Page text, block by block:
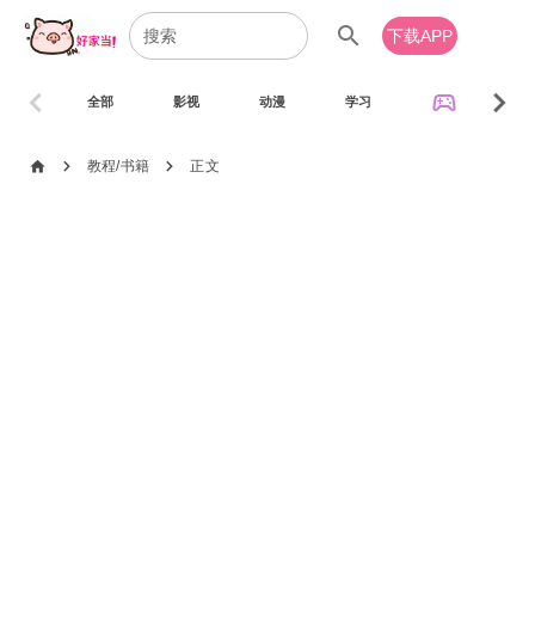
search 下载APP
全部 影视 动漫 学习 sports_esports
chevron_left chevron_right
home chevron_right 教程/书籍 chevron_right 正文